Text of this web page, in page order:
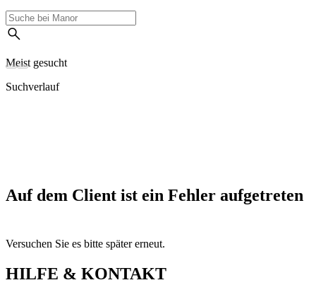
Meist gesucht
Suchverlauf
Auf dem Client ist ein Fehler aufgetreten
Versuchen Sie es bitte später erneut.
HILFE & KONTAKT